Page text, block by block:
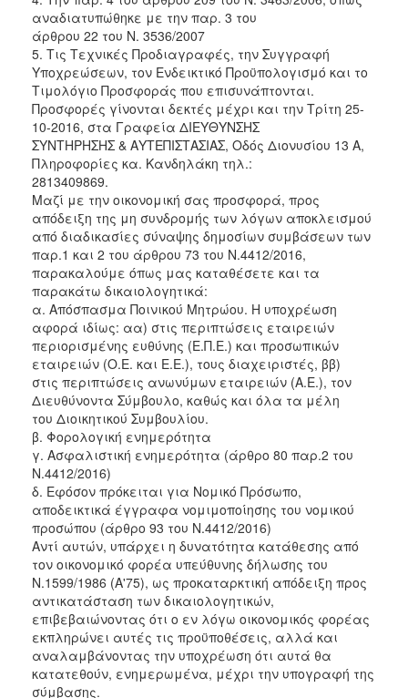
ΑΝΘΕΚΤΙΚΗ
ΠΟΛΗ
αναδιατυπώθηκε με την παρ. 3 του
άρθρου 22 του Ν. 3536/2007
5. Τις Τεχνικές Προδιαγραφές, την Συγγραφή
Υποχρεώσεων, τον Ενδεικτικό Προϋπολογισμό και το
Τιμολόγιο Προσφοράς που επισυνάπτονται.
Προσφορές γίνονται δεκτές μέχρι και την Τρίτη 25-
10-2016, στα Γραφεία ΔΙΕΥΘΥΝΣΗΣ
ΣΥΝΤΗΡΗΣΗΣ & ΑΥΤΕΠΙΣΤΑΣΙΑΣ, Οδός Διονυσίου 13 Α,
Πληροφορίες κα. Κανδηλάκη τηλ.:
2813409869.
Μαζί με την οικονομική σας προσφορά, προς
απόδειξη της μη συνδρομής των λόγων αποκλεισμού
από διαδικασίες σύναψης δημοσίων συμβάσεων των
παρ.1 και 2 του άρθρου 73 του Ν.4412/2016,
παρακαλούμε όπως μας καταθέσετε και τα
παρακάτω δικαιολογητικά:
α. Απόσπασμα Ποινικού Μητρώου. Η υποχρέωση
αφορά ιδίως: αα) στις περιπτώσεις εταιρειών
περιορισμένης ευθύνης (Ε.Π.Ε.) και προσωπικών
εταιρειών (Ο.Ε. και Ε.Ε.), τους διαχειριστές, ββ)
στις περιπτώσεις ανωνύμων εταιρειών (Α.Ε.), τον
Διευθύνοντα Σύμβουλο, καθώς και όλα τα μέλη
του Διοικητικού Συμβουλίου.
β. Φορολογική ενημερότητα
γ. Ασφαλιστική ενημερότητα (άρθρο 80 παρ.2 του
Ν.4412/2016)
δ. Εφόσον πρόκειται για Νομικό Πρόσωπο,
αποδεικτικά έγγραφα νομιμοποίησης του νομικού
προσώπου (άρθρο 93 του Ν.4412/2016)
Αντί αυτών, υπάρχει η δυνατότητα κατάθεσης από
τον οικονομικό φορέα υπεύθυνης δήλωσης του
Ν.1599/1986 (Α'75), ως προκαταρκτική απόδειξη προς
αντικατάσταση των δικαιολογητικών,
επιβεβαιώνοντας ότι ο εν λόγω οικονομικός φορέας
εκπληρώνει αυτές τις προϋποθέσεις, αλλά και
αναλαμβάνοντας την υποχρέωση ότι αυτά θα
κατατεθούν, ενημερωμένα, μέχρι την υπογραφή της
σύμβασης.